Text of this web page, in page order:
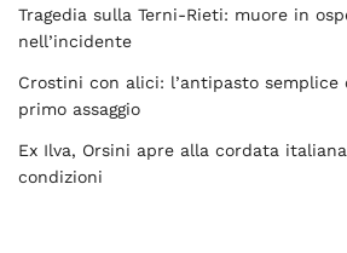
Tragedia sulla Terni-Rieti: muore in
nell’incidente
Crostini con alici: l’antipasto semplice
primo assaggio
Ex Ilva, Orsini apre alla cordata
condizioni